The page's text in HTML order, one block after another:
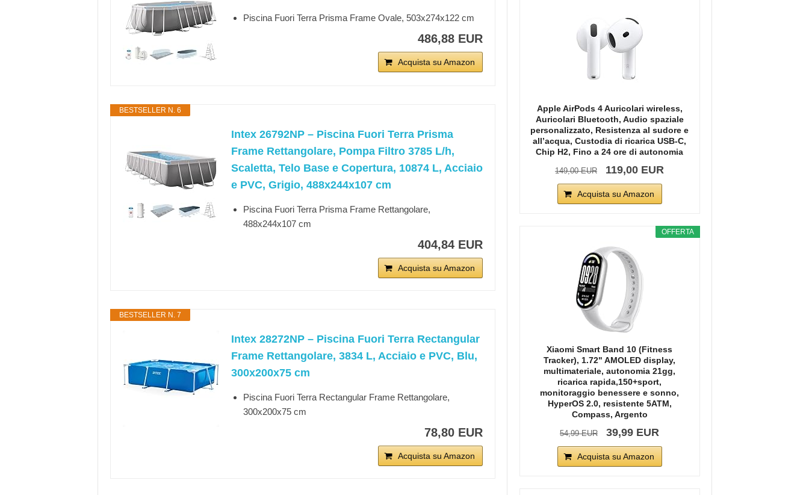
Piscina Fuori Terra Prisma Frame Ovale, 503x274x122 cm
486,88 EUR
Acquista su Amazon
BESTSELLER N. 6
Intex 26792NP – Piscina Fuori Terra Prisma
Frame Rettangolare, Pompa Filtro 3785 L/h,
Scaletta, Telo Base e Copertura, 10874 L, Acciaio
e PVC, Grigio, 488x244x107 cm
Piscina Fuori Terra Prisma Frame Rettangolare,
488x244x107 cm
404,84 EUR
Acquista su Amazon
BESTSELLER N. 7
Intex 28272NP – Piscina Fuori Terra Rectangular
Frame Rettangolare, 3834 L, Acciaio e PVC, Blu,
300x200x75 cm
Piscina Fuori Terra Rectangular Frame Rettangolare,
300x200x75 cm
78,80 EUR
Acquista su Amazon
Apple AirPods 4 Auricolari wireless,
Auricolari Bluetooth, Audio spaziale
personalizzato, Resistenza al sudore e
all’acqua, Custodia di ricarica USB-C,
Chip H2, Fino a 24 ore di autonomia
149,00 EUR 119,00 EUR
Acquista su Amazon
OFFERTA
Xiaomi Smart Band 10 (Fitness
Tracker), 1.72" AMOLED display,
multimateriale, autonomia 21gg,
ricarica rapida,150+sport,
monitoraggio benessere e sonno,
HyperOS 2.0, resistente 5ATM,
Compass, Argento
54,99 EUR 39,99 EUR
Acquista su Amazon